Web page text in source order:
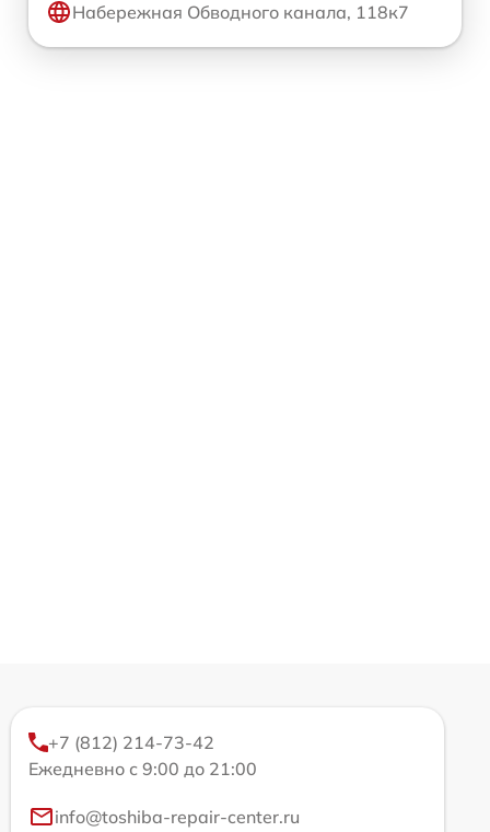
Набережная Обводного канала, 118к7
+7 (812) 214-73-42
Ежедневно с 9:00 до 21:00
info@toshiba-repair-center.ru